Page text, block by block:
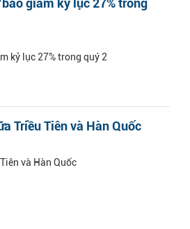
giảm kỷ lục 27% trong
kỷ lục 27% trong quý 2
Triều Tiên và Hàn Quốc
và Hàn Quốc